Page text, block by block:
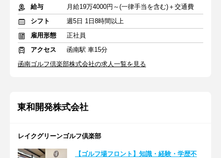
給与
月給19万4000円～(一律手当を含む)＋交通費
シフト
週5日 1日8時間以上
雇用形態
正社員
アクセス
函南駅 車15分
函南ゴルフ倶楽部株式会社の求人一覧を見る
東和開発株式会社
レイクグリーンゴルフ倶楽部
【ゴルフ場フロント】知識・経験・学歴不